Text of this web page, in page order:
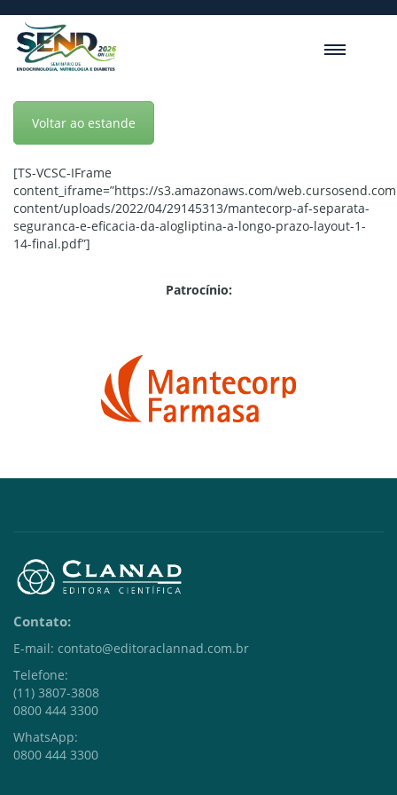
Voltar ao estande
[TS-VCSC-IFrame
content_iframe=”https://s3.amazonaws.com/
content/uploads/2022/04/29145313/mantecorp-af-separata-
seguranca-e-eficacia-da-alogliptina-a-longo-prazo-layout-1-
14-final.pdf”]
Patrocínio:
Contato:
E-mail: contato@editoraclannad.com.br
Telefone:
(11) 3807-3808
0800 444 3300
WhatsApp:
0800 444 3300